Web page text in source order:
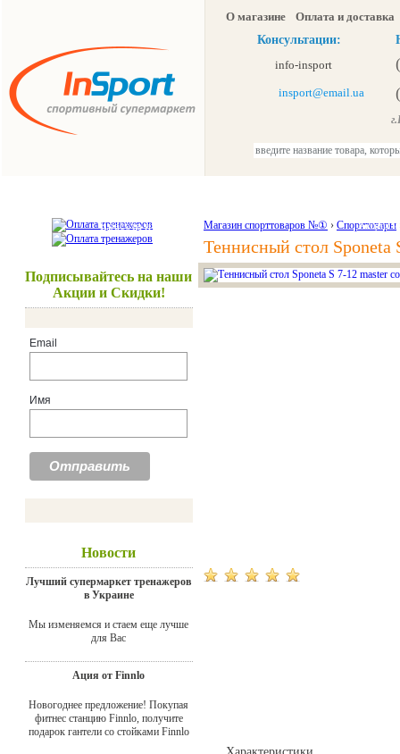
О магазине
Оплата и доставка
Консультации:
info-insport
insport@email.ua
Красота и здоровье Акции и
Подписывайтесь на наши
Акции и Скидки!
Email
Имя
Новости
Лучший супермаркет тренажеров
в Украине
Мы изменяемся и стаем еще лучше
для Вас
Ация от Finnlo
Новогоднее предложение! Покупая
фитнес станцию Finnlo, получите
подарок гантели со стойками Finnlo
Магазин спорттоваров №① › Спорттовары
Теннисный стол Sponeta